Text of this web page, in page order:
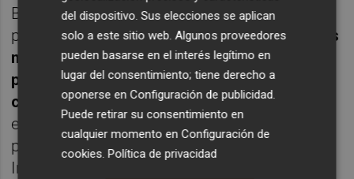
BCE, la OCDE y el FMI. ¿Con qué certeza lo
podemos saber?Las proyecciones de datos
macroeconómicos son lo que son,
proyecciones y pueden ser no tan exactos
como quisiéramos. Y es que es un tema de
estudio difícil. La conclusión del estudio
publicado por el Fondo Monetario
Internacional (FMI) llamado "
del dispositivo. Sus elecciones se aplican
solo a este sitio web. Algunos proveedores
pueden basarse en el interés legítimo en
lugar del consentimiento; tiene derecho a
oponerse enConfiguración de publicidad.
Puede retirar su consentimiento en
cualquier momento enConfiguración de
cookies.Política de privacidad